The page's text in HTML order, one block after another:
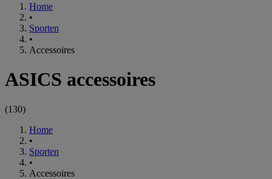
Home
•
Sporten
•
Accessoires
ASICS accessoires
(130)
Home
•
Sporten
•
Accessoires